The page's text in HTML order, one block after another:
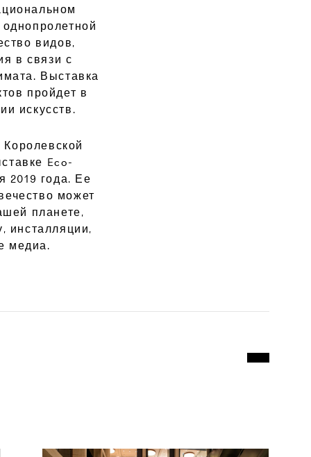
видов,
в связи с
Выставка
пройдет в
искусств.
Eco-
2019 года. Ее
может
планете,
инсталляции,
медиа.